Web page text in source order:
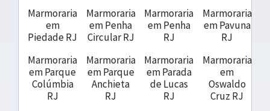
Marmoraria
em
Piedade RJ
Marmoraria
em Penha
Circular RJ
Marmoraria
em Penha
RJ
Marmoraria
em Pavuna
RJ
Marmoraria
em Parque
Colúmbia
RJ
Marmoraria
em Parque
Anchieta
RJ
Marmoraria
em Parada
de Lucas
RJ
Marmoraria
em
Oswaldo
Cruz RJ